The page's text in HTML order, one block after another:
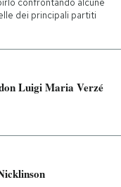
confrontando alcune
dei principali partiti
Luigi Maria Verzé